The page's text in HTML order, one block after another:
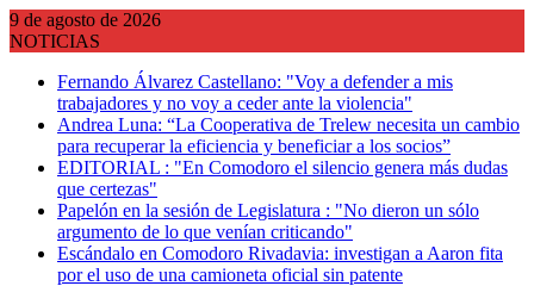
Saltar
al
9 de agosto de 2026
NOTICIAS
Fernando Álvarez Castellano: "Voy a defender a mis
trabajadores y no voy a ceder ante la violencia"
Andrea Luna: “La Cooperativa de Trelew necesita un cambio
para recuperar la eficiencia y beneficiar a los socios”
EDITORIAL : "En Comodoro el silencio genera más dudas
que certezas"
Papelón en la sesión de Legislatura : "No dieron un sólo
argumento de lo que venían criticando"
Escándalo en Comodoro Rivadavia: investigan a Aaron fita
por el uso de una camioneta oficial sin patente